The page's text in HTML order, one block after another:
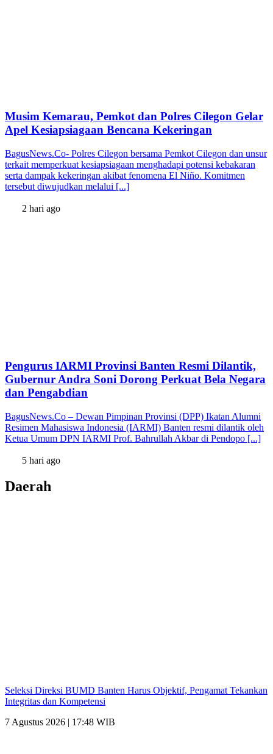
Musim Kemarau, Pemkot dan Polres Cilegon Gelar
Apel Kesiapsiagaan Bencana Kekeringan
BagusNews.Co- Polres Cilegon bersama Pemkot Cilegon dan unsur
terkait memperkuat kesiapsiagaan menghadapi potensi kebakaran
serta dampak kekeringan akibat fenomena El Niño. Komitmen
tersebut diwujudkan melalui [...]
2 hari ago
Pengurus IARMI Provinsi Banten Resmi Dilantik,
Gubernur Andra Soni Dorong Perkuat Bela Negara
dan Pengabdian
BagusNews.Co – Dewan Pimpinan Provinsi (DPP) Ikatan Alumni
Resimen Mahasiswa Indonesia (IARMI) Banten resmi dilantik oleh
Ketua Umum DPN IARMI Prof. Bahrullah Akbar di Pendopo [...]
5 hari ago
Daerah
Seleksi Direksi BUMD Banten Harus Objektif, Pengamat Tekankan
Integritas dan Kompetensi
7 Agustus 2026 | 17:48 WIB